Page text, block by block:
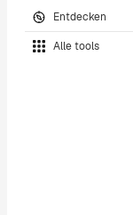
Entdecken
Alle tools